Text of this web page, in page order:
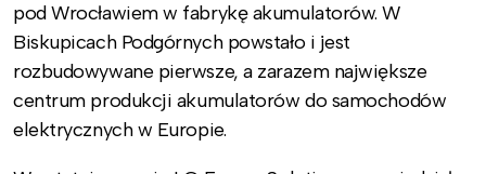
pod Wrocławiem w fabrykę akumulatorów. W
Biskupicach Podgórnych powstało i jest
rozbudowywane pierwsze, a zarazem największe
centrum produkcji akumulatorów do samochodów
elektrycznych w Europie.